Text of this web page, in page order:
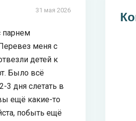
31 мая 2026
парнем
меня с
детей к
Было всё
3 дня слетать в
ещё какие-то
побыть ещё